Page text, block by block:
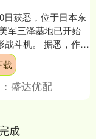
日获悉，位于日本东
军三泽基地已开始
战斗机。 据悉，作为
，本月28日，4架F-
载
盛达优配
成